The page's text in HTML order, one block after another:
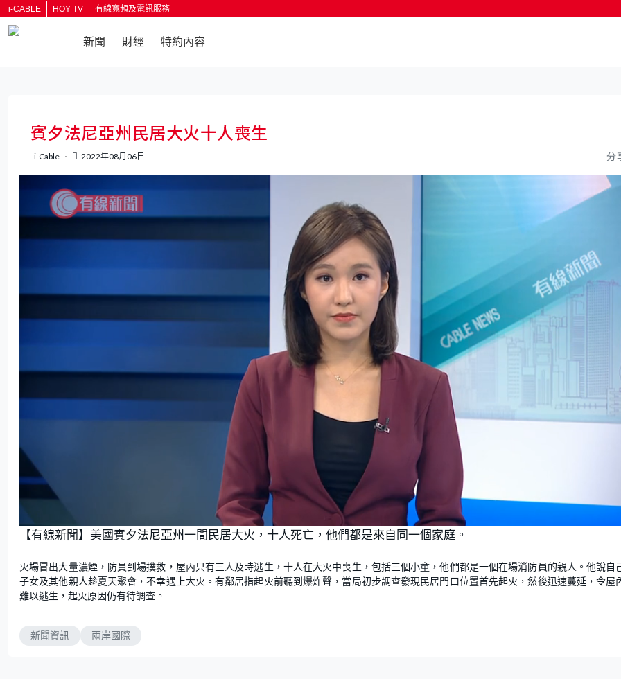
i-CABLE HOY TV 有線寬頻及電訊服務
新聞 財經 特約內容
賓夕法尼亞州民居大火十人喪生
i-Cable 2022年08月06日 分
n
m
u
o
a
d
1
0
0
.
【有線新聞】美國賓夕法尼亞州一間民居大火，十人死亡，他們都是來自同一個家庭。
火場冒出大量濃煙，防員到場撲救，屋內只有三人及時逃生，十人在大火中喪生，包括三個小童，他們都是一個在場消防員的親人。他說自
子女及其他親人趁夏天聚會，不幸遇上大火。有鄰居指起火前聽到爆炸聲，當局初步調查發現民居門口位置首先起火，然後迅速蔓延，令屋
難以逃生，起火原因仍有待調查。
新聞資訊 兩岸國際